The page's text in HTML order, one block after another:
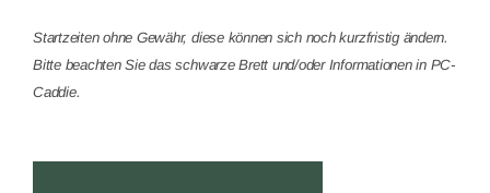
Startzeiten ohne Gewähr, diese können sich noch kurzfristig ändern.
Bitte beachten Sie das schwarze Brett und/oder Informationen in PC-
Caddie.